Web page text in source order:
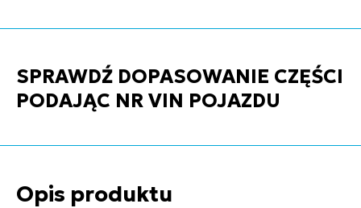
SPRAWDŹ DOPASOWANIE CZĘŚCI
PODAJĄC NR VIN POJAZDU
Opis produktu